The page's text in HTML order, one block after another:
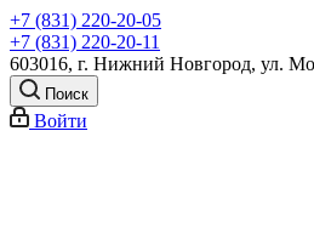
+7 (831) 220-20-05
+7 (831) 220-20-11
603016, г. Нижний Новгород, ул.
Поиск
Войти